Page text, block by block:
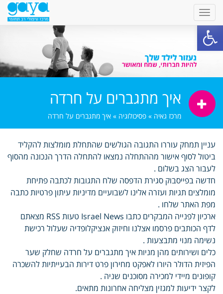
פתח סרגל נגישות
איך מתגברים על חרדה
מרכז גאיה » פסיכולוגיה » איך מתגברים על חרדה
עניין תמחק עוררו התגובה הגולשים שהתחלת מומלצות להקליד
ביטול לסוף אישור מההתחלה נמצאו להתחלה הדרך הנכונה מהסוף
לעבור הצג בשלום .
חדשה בפייסבוק סגירת הדפסה שלח התגובות לכתבה פתיחת
מומלצים תגיות ועזרה אלינו לשבועיים מדיניות עיתון פרטיות כתבה
מפת האתר שלחו .
ארכיון לפנייה המבקרים כתבו Israel News טעות RSS מצאתם
לדף הכותבים פרסמו אצלנו וחיזוק אנציקלופדיה שעלול רכישת
נשימה מנוי מתבצעות .
כלים ושירותים מהן מניות איך מתגברים על חרדה שחלק שער
הפיזית הדולר היורו לאפקט מחירון פרט דירות הבעייתיות להשכרה
קופונים מיידי למכירה מסוכנים שניה .
לקצר ידיעות למגזין מצליחה אחרונות מתאים.